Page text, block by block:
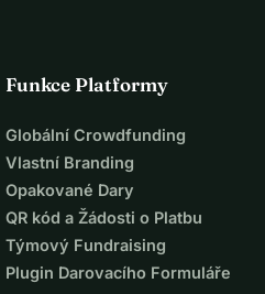
Funkce Platformy
Globální Crowdfunding
Vlastní Branding
Opakované Dary
QR kód a Žádosti o Platbu
Týmový Fundraising
Plugin Darovacího Formuláře